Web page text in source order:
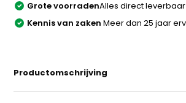
Grote voorradenAlles direct
Kennis van zaken Meer dan 25 jaar
Productomschrijving